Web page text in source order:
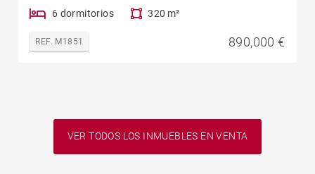
6 dormitorios 320 m²
REF. M1851 890,000 €
VER TODOS LOS INMUEBLES EN VENTA